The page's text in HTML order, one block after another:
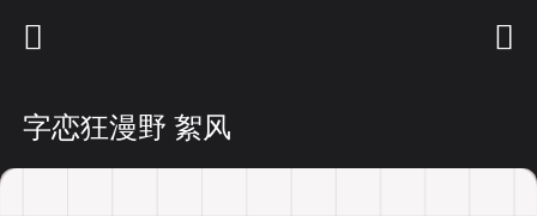
首页 字体列表
字恋狂漫野 絮风